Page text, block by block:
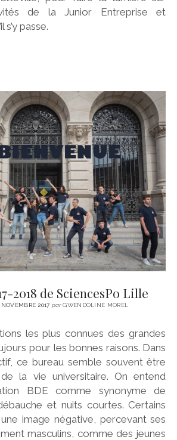
de la Junior Entreprise et
s’y passe.
2018 de SciencesPo Lille
2017 parGWENDOLINE MOREL
les plus connues des grandes
pour les bonnes raisons. Dans
ce bureau semble souvent être
la vie universitaire. On entend
BDE comme synonyme de
et nuits courtes. Certains
image négative, percevant ses
masculins, comme des jeunes